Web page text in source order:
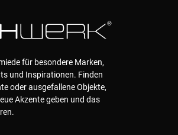
für besondere Marken,
und Inspirationen. Finden
oder ausgefallene Objekte,
Akzente geben und das